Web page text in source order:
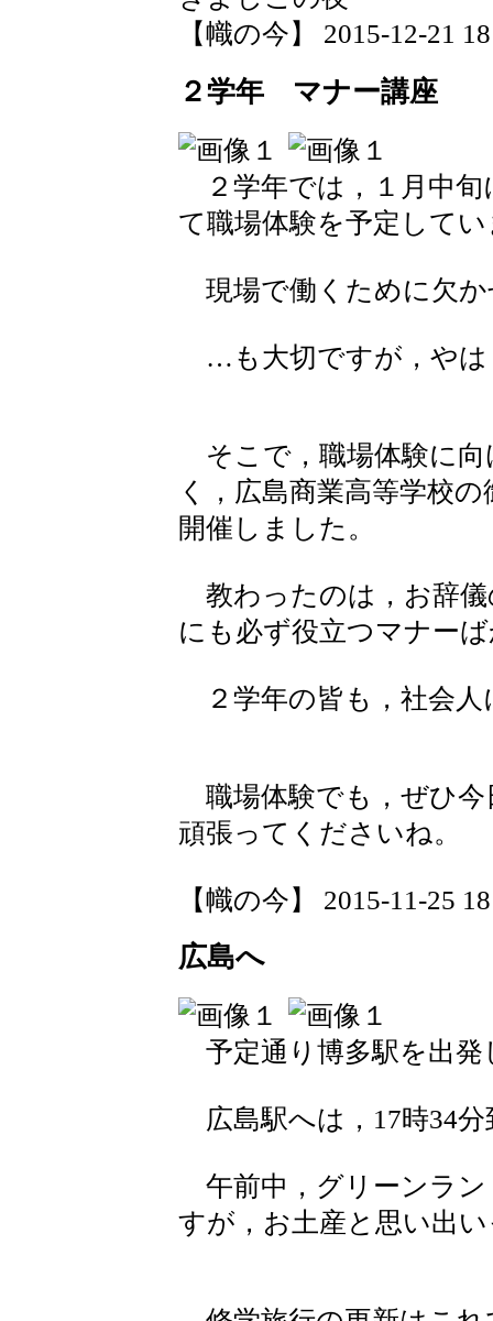
【幟の今】 2015-12-21
２学年 マナー講座
２学年では，１月中旬
て職場体験を予定して
現場で働くために欠か
…も大切ですが，やは
そこで，職場体験に向
く，広島商業高等学校
開催しました。
教わったのは，お辞儀
にも必ず役立つマナー
２学年の皆も，社会人
職場体験でも，ぜひ今
頑張ってくださいね。
【幟の今】 2015-11-25
広島へ
予定通り博多駅を出発
広島駅へは，17時34分
午前中，グリーンラン
すが，お土産と思い出